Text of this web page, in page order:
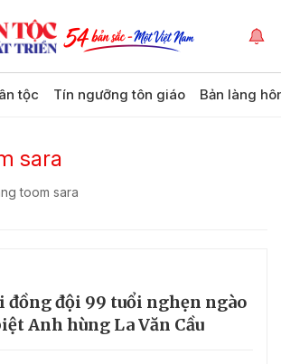
tộc Tín ngưỡng tôn giáo Bản làng
sara
toom sara
đồng đội 99 tuổi nghẹn ngào
Anh hùng La Văn Cầu